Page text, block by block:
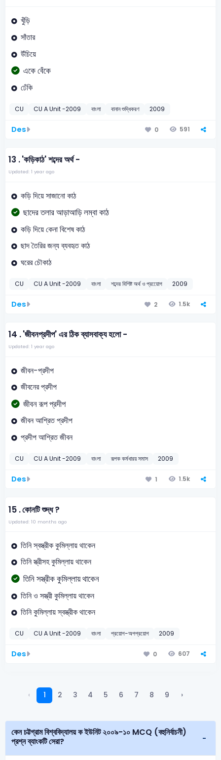
খুঁড়ি
সাঁতার
উঁচিয়ে
একে বেঁকে
ঢেঁকি
CU CU A Unit -2009 বাংলা বানান শুদ্ধিকরণ 2009
Des 0 591
13 .'কড়িকাঠ' শব্দের অর্থ -
Updated: 1 year ago
কড়ি দিয়ে সাজানো কাঠ
ছাদের তলার আড়াআড়ি লম্বা কাঠ
কড়ি দিয়ে কেনা বিশেষ কাঠ
ছাদ তৈরির জন্য ব্যবহৃত কাঠ
ঘরের চৌকাঠ
CU CU A Unit -2009 বাংলা শব্দের বিশিষ্ট অর্থ ও প্রয়োেগ 2009
Des 2 1.5k
14 .'জীবনপ্রদীপ' এর ঠিক ব্যাসবাক্য হলো -
Updated: 1 year ago
জীবন-প্রদীপ
জীবনের প্রদীপ
জীবন রূপ প্রদীপ
জীবন আশ্রিত প্রদীপ
প্রদীপ আশ্রিত জীবন
CU CU A Unit -2009 বাংলা রূপক কর্মধারয় সমাস 2009
Des 1 1.5k
15 .কোনটি শুদ্ধ ?
Updated: 10 months ago
তিনি স্বস্ত্রীক কুমিল্লায় থাকেন
তিনি স্ত্রীসহ কুমিল্লায় থাকেন
তিনি সস্ত্রীক কুমিল্লায় থাকেন
তিনি ও সস্ত্রী কুমিল্লায় থাকেন
তিনি কুমিল্লায় স্বস্ত্রীক থাকেন
CU CU A Unit -2009 বাংলা প্রয়োগ-অপপ্রয়োগ 2009
Des 0 607
‹ 1 2 3 4 5 6 7 8 9 ›
কেন চট্টগ্রাম বিশ্ববিদ্যালয় ক ইউনিট ২০০৯-১০ MCQ (বহুনির্বাচনী)
প্রশ্ন ব্যাংকটি সেরা?